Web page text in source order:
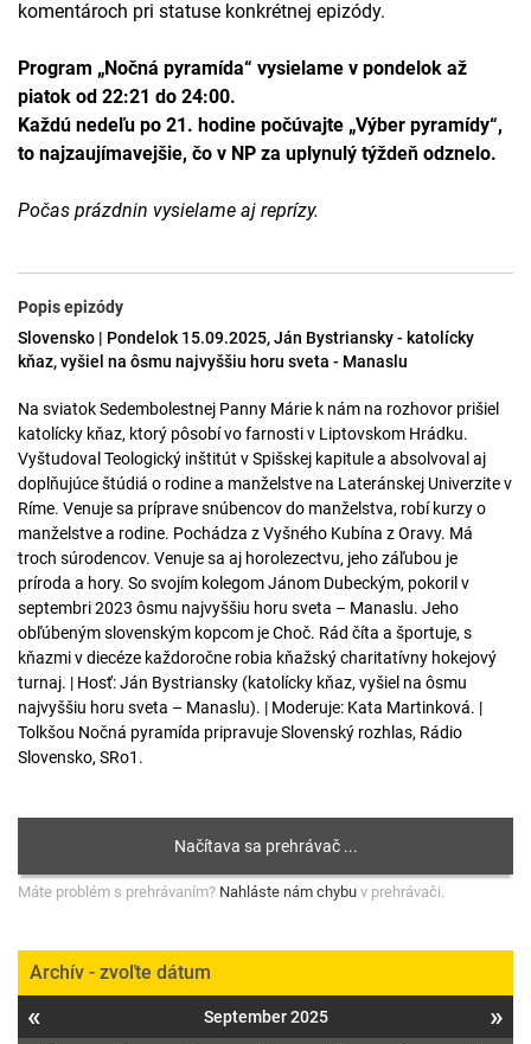
komentároch pri statuse konkrétnej epizódy.
Program „Nočná pyramída“ vysielame v pondelok až
piatok od 22:21 do 24:00.
Každú nedeľu po 21. hodine počúvajte „Výber pyramídy“,
to najzaujímavejšie, čo v NP za uplynulý týždeň odznelo.
Počas prázdnin vysielame aj reprízy.
Popis epizódy
Slovensko | Pondelok 15.09.2025, Ján Bystriansky - katolícky
kňaz, vyšiel na ôsmu najvyššiu horu sveta - Manaslu
Na sviatok Sedembolestnej Panny Márie k nám na rozhovor prišiel
katolícky kňaz, ktorý pôsobí vo farnosti v Liptovskom Hrádku.
Vyštudoval Teologický inštitút v Spišskej kapitule a absolvoval aj
doplňujúce štúdiá o rodine a manželstve na Lateránskej Univerzite v
Ríme. Venuje sa príprave snúbencov do manželstva, robí kurzy o
manželstve a rodine. Pochádza z Vyšného Kubína z Oravy. Má
troch súrodencov. Venuje sa aj horolezectvu, jeho záľubou je
príroda a hory. So svojím kolegom Jánom Dubeckým, pokoril v
septembri 2023 ôsmu najvyššiu horu sveta – Manaslu. Jeho
obľúbeným slovenským kopcom je Choč. Rád číta a športuje, s
kňazmi v diecéze každoročne robia kňažský charitatívny hokejový
turnaj. | Hosť: Ján Bystriansky (katolícky kňaz, vyšiel na ôsmu
najvyššiu horu sveta – Manaslu). | Moderuje: Kata Martinková. |
Tolkšou Nočná pyramída pripravuje Slovenský rozhlas, Rádio
Slovensko, SRo1.
Máte problém s prehrávaním? Nahláste nám chybu v prehrávači.
Archív - zvoľte dátum
« September 2025 »